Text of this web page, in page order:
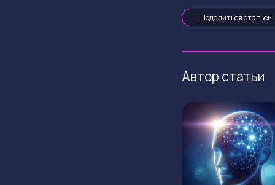
Поделиться статьей
Автор статьи